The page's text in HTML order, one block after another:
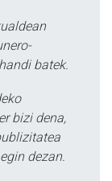
batek.
bizi dena,
dezan.